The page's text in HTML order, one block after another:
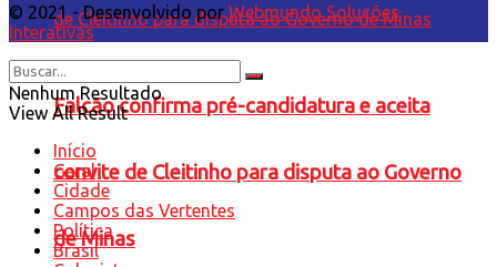
Falcão confirma pré-candidatura e aceita
convite de Cleitinho para disputa ao Governo
de Minas
© 2021 - Desenvolvido porWebmundo Soluções
Interativas
Nenhum Resultado
View All Result
Início
Geral
Cidade
Campos das Vertentes
Política
Brasil